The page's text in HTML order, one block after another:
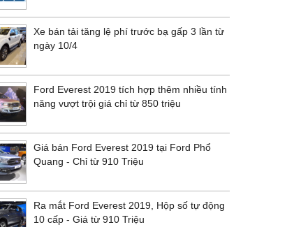
Xe bán tải tăng lệ phí trước bạ gấp 3 lần từ
ngày 10/4
Ford Everest 2019 tích hợp thêm nhiều tính
năng vượt trội giá chỉ từ 850 triệu
Giá bán Ford Everest 2019 tại Ford Phổ
Quang - Chỉ từ 910 Triệu
Ra mắt Ford Everest 2019, Hộp số tự động
10 cấp - Giá từ 910 Triệu